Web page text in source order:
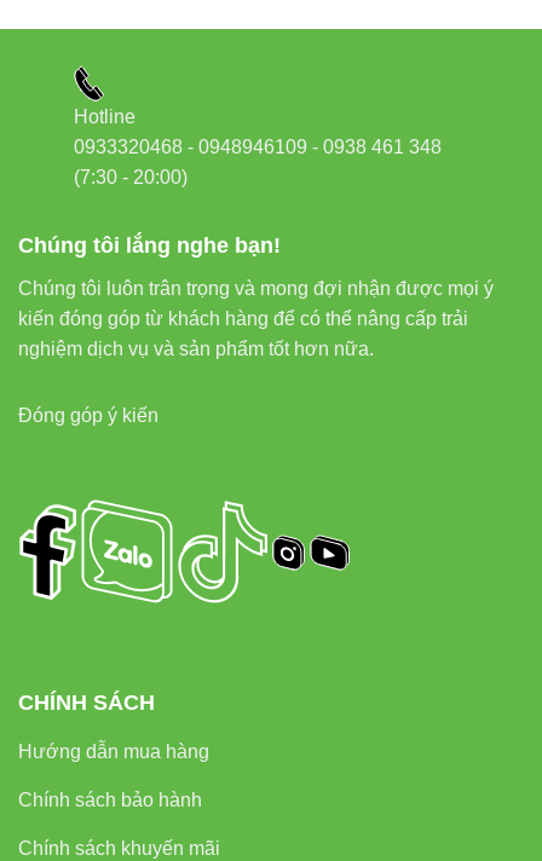
Chúng tôi lắng nghe bạn!
Chúng tôi luôn trân trọng và mong đợi nhận được mọi ý
kiến đóng góp từ khách hàng để có thể nâng cấp trải
nghiệm dịch vụ và sản phẩm tốt hơn nữa.
Đóng góp ý kiến
Hotline
0933320468 - 0948946109 - 0938 461 348
(7:30 - 20:00)
CHÍNH SÁCH
Hướng dẫn mua hàng
Chính sách bảo hành
Chính sách khuyến mãi